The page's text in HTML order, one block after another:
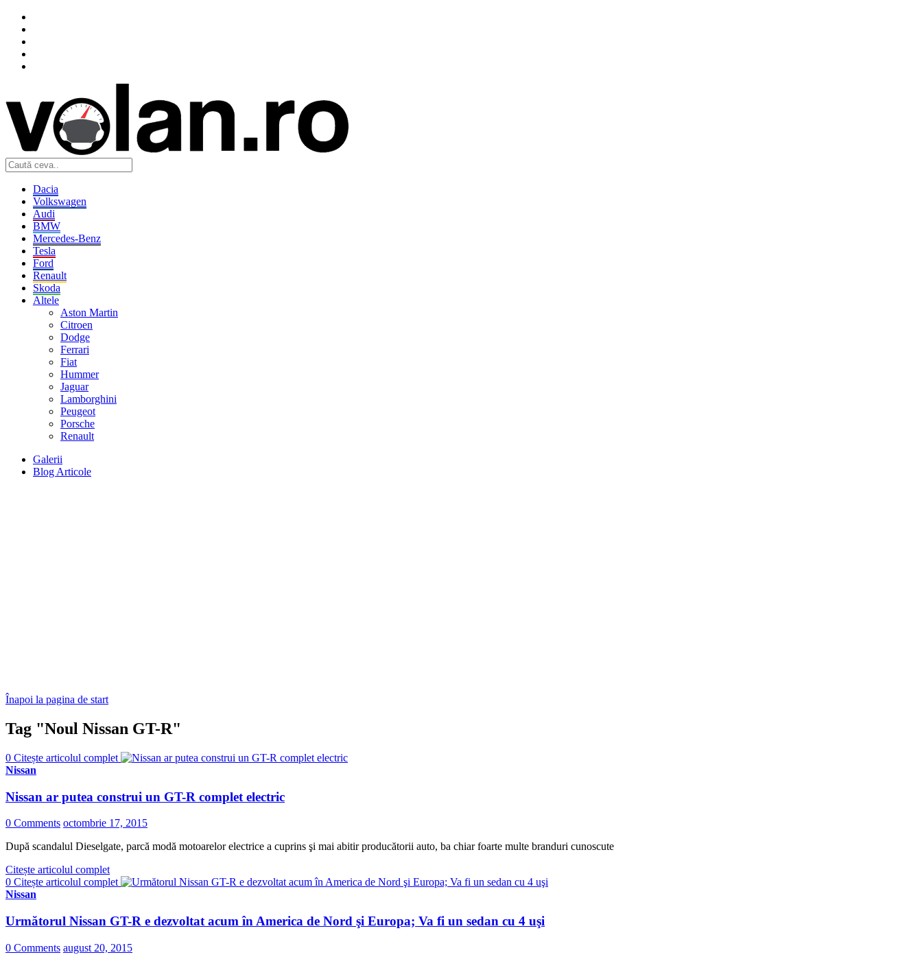
Dacia
Volkswagen
Audi
BMW
Mercedes-Benz
Tesla
Ford
Renault
Skoda
Altele
Aston Martin
Citroen
Dodge
Ferrari
Fiat
Hummer
Jaguar
Lamborghini
Peugeot
Porsche
Renault
Galerii
Blog Articole
Înapoi la pagina de start
Tag "Noul Nissan GT-R"
0 Citește articolul complet
Nissan
Nissan ar putea construi un GT-R complet electric
0 Comments octombrie 17, 2015
După scandalul Dieselgate, parcă modă motoarelor electrice a cuprins şi mai abitir producătorii auto, ba chiar foarte multe branduri cunoscute
Citește articolul complet
0 Citește articolul complet
Nissan
Următorul Nissan GT-R e dezvoltat acum în America de Nord şi Europa; Va fi un sedan cu 4 uşi
0 Comments august 20, 2015